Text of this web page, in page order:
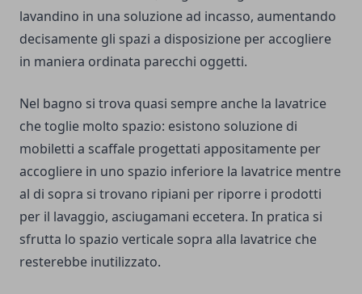
lavandino in una soluzione ad incasso, aumentando
decisamente gli spazi a disposizione per accogliere
in maniera ordinata parecchi oggetti.
Nel bagno si trova quasi sempre anche la lavatrice
che toglie molto spazio: esistono soluzione di
mobiletti a scaffale progettati appositamente per
accogliere in uno spazio inferiore la lavatrice mentre
al di sopra si trovano ripiani per riporre i prodotti
per il lavaggio, asciugamani eccetera. In pratica si
sfrutta lo spazio verticale sopra alla lavatrice che
resterebbe inutilizzato.